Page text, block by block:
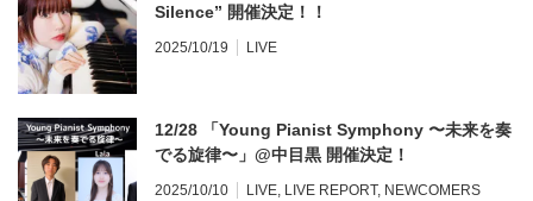
Silence” 開催決定！！
2025/10/19 LIVE
12/28 「Young Pianist Symphony 〜未来を奏
でる旋律〜」@中目黒 開催決定！
2025/10/10 LIVE, LIVE REPORT, NEWCOMERS